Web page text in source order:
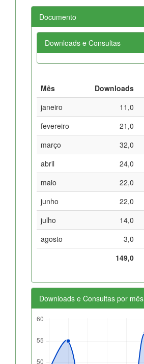
Documento
Downloads e Consultas
Mês Downloads
janeiro
11,0
fevereiro
21,0
março
32,0
abril
24,0
maio
22,0
junho
22,0
julho
14,0
agosto
3,0
149,0
Downloads e Consultas por mês